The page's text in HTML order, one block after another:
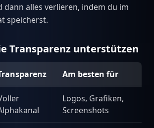
dann alles verlieren, indem du im
speicherst.
Transparenz unterstützen
Am besten für
Logos, Grafiken,
Screenshots